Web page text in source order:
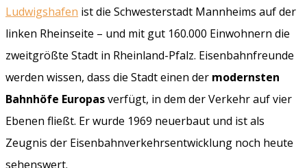
Ludwigshafen ist die Schwesterstadt Mannheims auf der
linken Rheinseite – und mit gut 160.000 Einwohnern die
zweitgrößte Stadt in Rheinland-Pfalz. Eisenbahnfreunde
werden wissen, dass die Stadt einen der modernsten
Bahnhöfe Europasverfügt, in dem der Verkehr auf vier
Ebenen fließt. Er wurde 1969 neuerbaut und ist als
Zeugnis der Eisenbahnverkehrsentwicklung noch heute
sehenswert.